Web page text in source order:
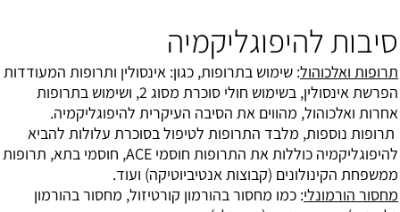
סיבות להיפוגליקמיה
תרופות ואלכוהול: שימוש בתרופות, כגון: אינסולין ותרופות המעודדות
הפרשת אינסולין, בשימוש חולי סוכרת מסוג 2, ושימוש בתרופות
אחרות ואלכוהול, מהווים את הסיבה העיקרית להיפוגליקמיה.
תרופות נוספות, מלבד התרופות לטיפול בסוכרת עלולות להביא
להיפוגליקמיה כוללות את התרופות חוסמי ACE, חוסמי בתא, תרופות
ממשפחת הקינולונים (קבוצות אנטיביוטיקה) ועוד.
מחסור הורמונלי: כמו מחסור בהורמון קורטיזול, מחסור בהורמון